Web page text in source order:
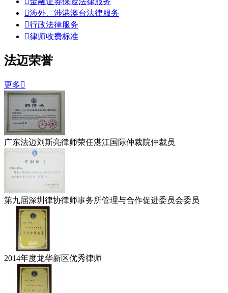
涉外、涉港澳台法律服务
行政法律服务
律师收费标准
法迈荣誉
更多
广东法迈刘斯亮律师荣任湛江国际仲裁院仲裁员
第九届深圳律协律师事务所管理与合作促进委员会委员
2014年度龙华新区优秀律师